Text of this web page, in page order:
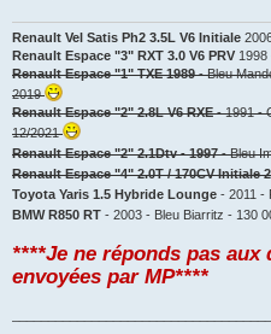
Renault Vel Satis Ph2 3.5L V6 Initiale
Renault Espace "3" RXT 3.0 V6 PRV
Renault Espace "1" TXE 1989- Bleu
2019
Renault Espace "2" 2.8L V6 RXE- 1991 -
12/2021
Renault Espace "2" 2.1Dtv - 1997- Bleu
Renault Espace "4" 2.0T / 170CV Initiale
Toyota Yaris 1.5 Hybride Lounge - 2011 -
BMW R850 RT - 2003 - Bleu Biarritz - 130
****Je ne réponds pas
envoyées par MP****